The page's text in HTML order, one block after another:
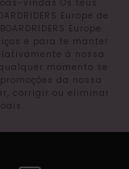
vindas Os teus
Europe de
Europe
e para te manter
à nossa
momento se
da nossa
corrigir ou eliminar